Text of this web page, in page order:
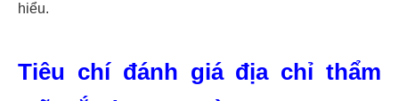
hiểu.
Tiêu chí đánh giá địa chỉ thẩm